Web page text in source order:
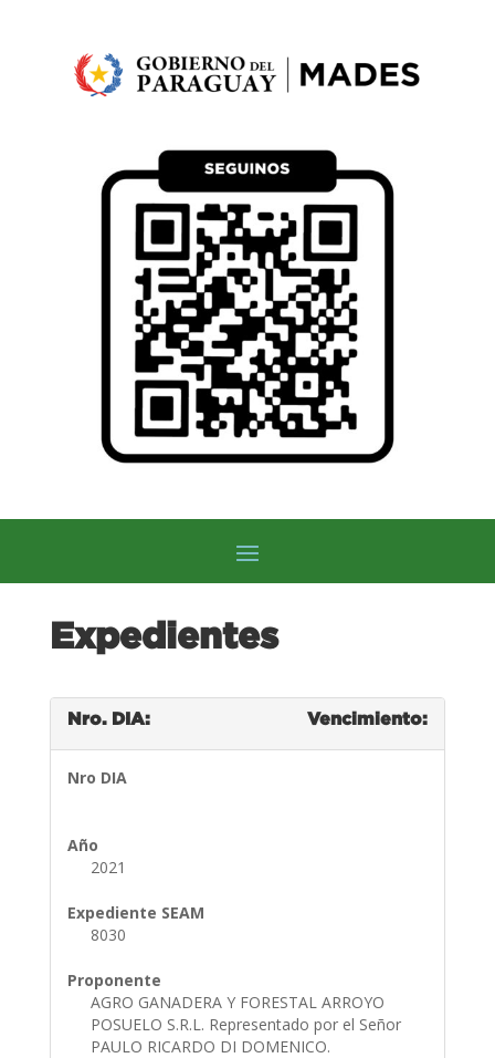
Expedientes
Nro. DIA: Vencimiento:
Nro DIA
Año
2021
Expediente SEAM
8030
Proponente
AGRO GANADERA Y FORESTAL ARROYO
POSUELO S.R.L. Representado por el Señor
PAULO RICARDO DI DOMENICO.